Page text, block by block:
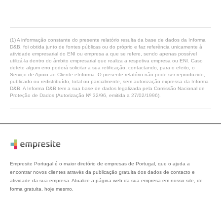
(1) A informação constante do presente relatório resulta da base de dados da Informa
D&B, foi obtida junto de fontes públicas ou do próprio e faz referência unicamente à
atividade empresarial do ENI ou empresa a que se refere, sendo apenas possível
utilizá-la dentro do âmbito empresarial que realiza a respetiva empresa ou ENI. Caso
detete algum erro poderá solicitar a sua retificação, contactando, para o efeito, o
Serviço de Apoio ao Cliente eInforma. O presente relatório não pode ser reproduzido,
publicado ou redistribuído, total ou parcialmente, sem autorização expressa da Informa
D&B. A Informa D&B tem a sua base de dados legalizada pela Comissão Nacional de
Proteção de Dados (Autorização Nº 32/96, emitida a 27/02/1996).
Empresite Portugal é o maior diretório de empresas de Portugal, que o ajuda a
encontrar novos clientes através da publicação gratuita dos dados de contacto e
atividade da sua empresa. Atualize a página web da sua empresa em nosso site, de
forma gratuita, hoje mesmo.